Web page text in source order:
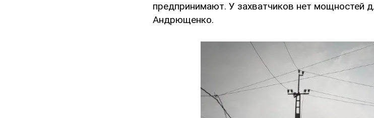
предпринимают. У захватчиков нет мощностей
Андрющенко.